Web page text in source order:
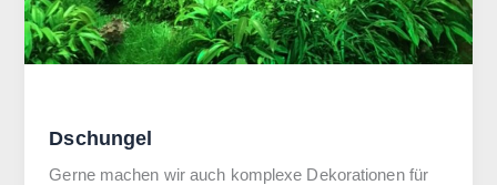
Dschungel
Gerne machen wir auch komplexe Dekorationen für